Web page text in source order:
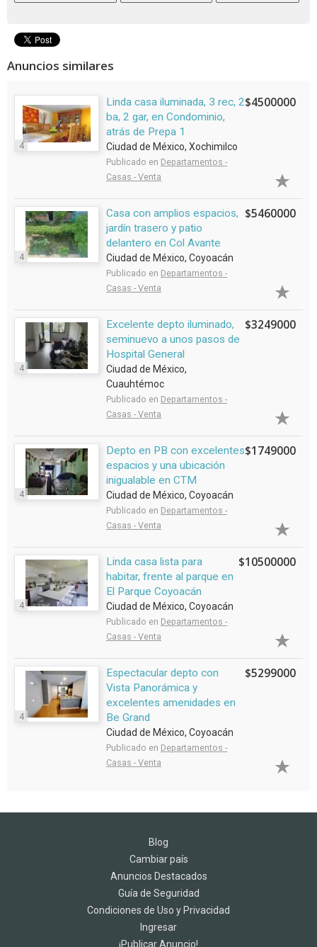
Anuncios similares
4
Linda casa iluminada, 3 rec, 2
ba, 2 gar, en Condominio,
atrás de Prepa 1
Ciudad de México, Xochimilco
Publicado en Departamentos -
Casas - Venta
$4500000
4
Casa con amplios espacios,
jardín trasero y patio
delantero en Col Avante
Ciudad de México, Coyoacán
Publicado en Departamentos -
Casas - Venta
$5460000
4
Excelente depto iluminado,
seminuevo a unos pasos de
Hospital General
Ciudad de México,
Cuauhtémoc
Publicado en Departamentos -
Casas - Venta
$3249000
4
Depto en PB con excelentes
espacios y una ubicación
inigualable en CTM
Ciudad de México, Coyoacán
Publicado en Departamentos -
Casas - Venta
$1749000
4
Linda casa lista para
habitar, frente al parque en
El Parque Coyoacán
Ciudad de México, Coyoacán
Publicado en Departamentos -
Casas - Venta
$10500000
4
Espectacular depto con
Vista Panorámica y
excelentes amenidades en
Be Grand
Ciudad de México, Coyoacán
Publicado en Departamentos -
Casas - Venta
$5299000
Blog
Cambiar país
Anuncios Destacados
Guía de Seguridad
Condiciones de Uso y Privacidad
Ingresar
¡Publicar Anuncio!